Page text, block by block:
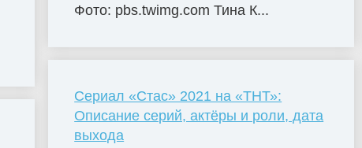
Фото: pbs.twimg.com Тина К...
Сериал «Стас» 2021 на «ТНТ»:
Описание серий, актёры и роли, дата
выхода